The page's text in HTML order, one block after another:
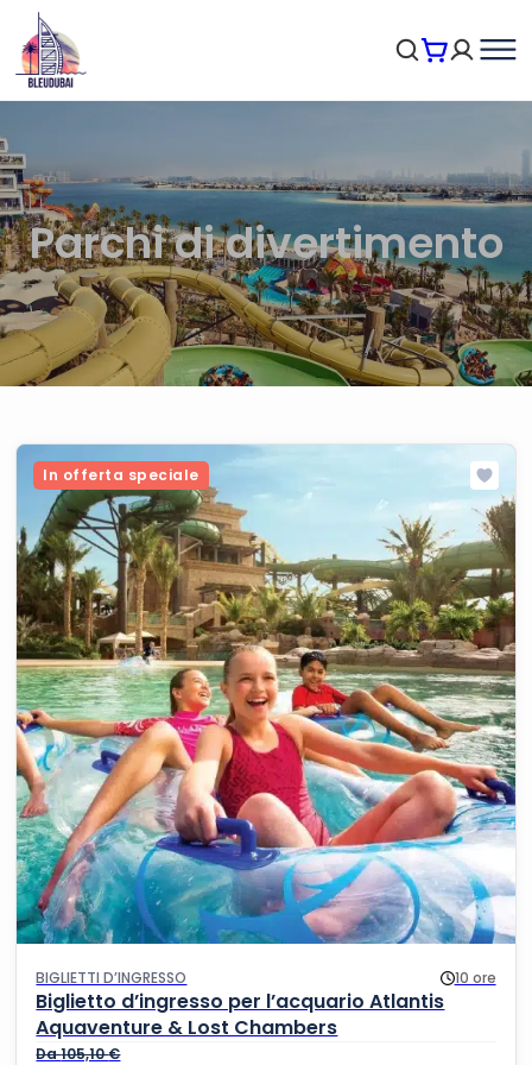
Parchi di divertimento
BIGLIETTI D’INGRESSO 10 ore
Biglietto d’ingresso per l’acquario Atlantis
Aquaventure & Lost Chambers
Da105,10€
In offerta speciale